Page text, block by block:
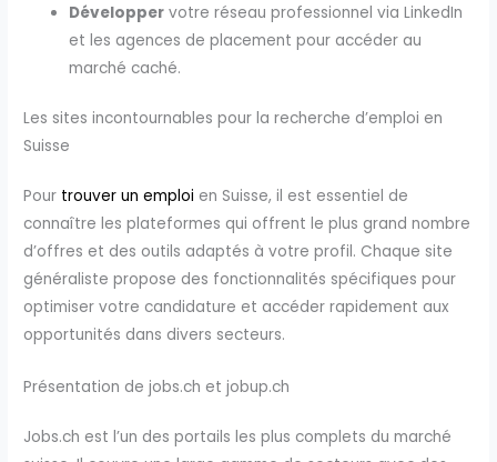
Développer votre réseau professionnel via LinkedIn
et les agences de placement pour accéder au
marché caché.
Les sites incontournables pour la recherche d’emploi en
Suisse
Pour trouver un emploi en Suisse, il est essentiel de
connaître les plateformes qui offrent le plus grand nombre
d’offres et des outils adaptés à votre profil. Chaque site
généraliste propose des fonctionnalités spécifiques pour
optimiser votre candidature et accéder rapidement aux
opportunités dans divers secteurs.
Présentation de jobs.ch et jobup.ch
Jobs.ch est l’un des portails les plus complets du marché